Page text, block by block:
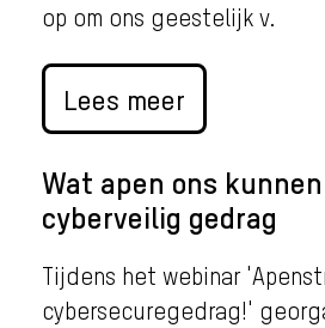
op om ons geestelijk v.
Lees meer
Wat apen ons
cyberveilig gedrag
Tijdens het webinar
cybersecuregedrag!'